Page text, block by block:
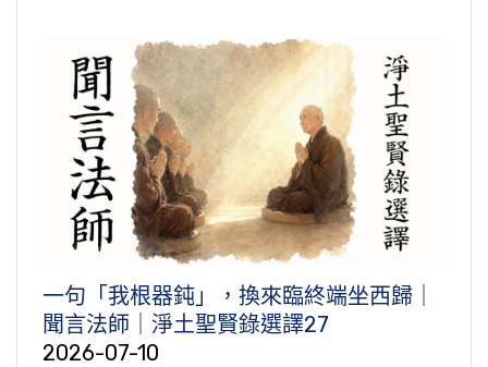
一句「我根器鈍」，換來臨終端坐西歸｜
聞言法師｜淨土聖賢錄選譯27
2026-07-10